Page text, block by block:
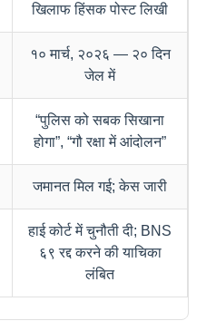
खिलाफ हिंसक पोस्ट लिखी
१० मार्च, २०२६ — २० दिन
जेल में
“पुलिस को सबक सिखाना
होगा”, “गौ रक्षा में आंदोलन”
जमानत मिल गई; केस जारी
हाई कोर्ट में चुनौती दी; BNS
६९ रद्द करने की याचिका
लंबित